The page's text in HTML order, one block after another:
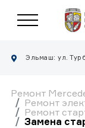
Эльмаш: ул.
Ремонт
Ремонт
Ремонт
Замена